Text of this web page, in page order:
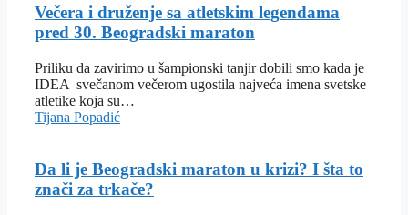
Večera i druženje sa atletskim legendama
pred 30. Beogradski maraton
Priliku da zavirimo u šampionski tanjir dobili smo kada je
IDEA svečanom večerom ugostila najveća imena svetske
atletike koja su…
Tijana Popadić
Da li je Beogradski maraton u krizi? I šta to
znači za trkače?